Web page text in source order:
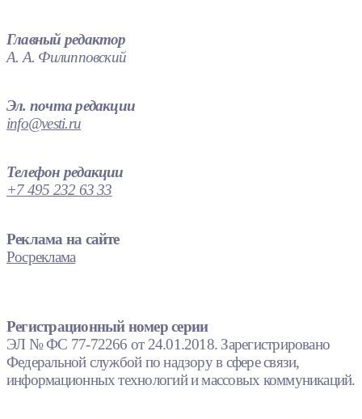
Главный редактор
А. А. Филипповский
Эл. почта редакции
info@vesti.ru
Телефон редакции
+7 495 232 63 33
Реклама на сайте
Росреклама
Регистрационный номер серии
ЭЛ № ФС 77-72266 от 24.01.2018. Зарегистрировано
Федеральной службой по надзору в сфере связи,
информационных технологий и массовых коммуникаций.